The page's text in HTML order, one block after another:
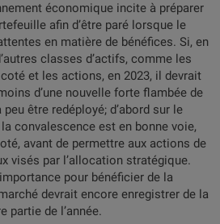
économique incite à préparer
afin d’être paré lorsque le
en matière de bénéfices. Si, en
classes d’actifs, comme les
et les actions, en 2023, il devrait
d’une nouvelle forte flambée de
être redéployé; d’abord sur le
convalescence est en bonne voie,
avant de permettre aux actions de
visés par l’allocation stratégique.
pour bénéficier de la
devrait encore enregistrer de la
partie de l’année.